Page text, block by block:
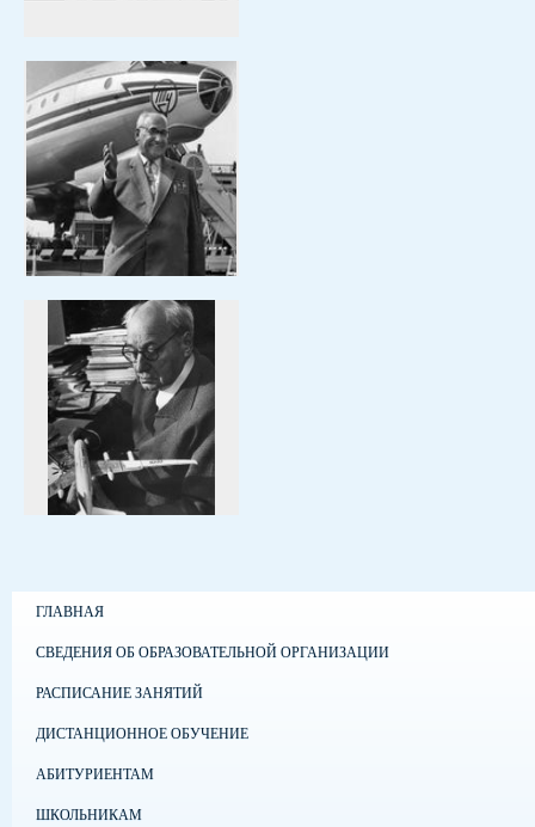
ГЛАВНАЯ
СВЕДЕНИЯ ОБ ОБРАЗОВАТЕЛЬНОЙ ОРГАНИЗАЦИИ
РАСПИСАНИЕ ЗАНЯТИЙ
ДИСТАНЦИОННОЕ ОБУЧЕНИЕ
АБИТУРИЕНТАМ
ШКОЛЬНИКАМ